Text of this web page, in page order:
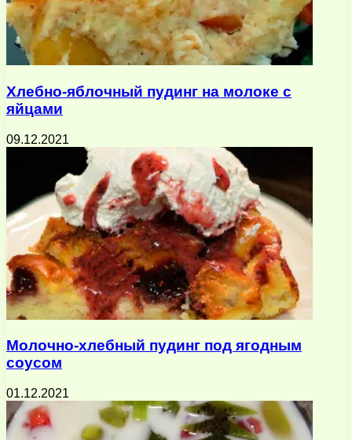
Хлебно-яблочный пудинг на молоке с
яйцами
09.12.2021
Молочно-хлебный пудинг под ягодным
соусом
01.12.2021